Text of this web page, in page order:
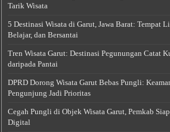
Tarik Wisata
5 Destinasi Wisata di Garut, Jawa Barat: Tempat
Belajar, dan Bersantai
Tren Wisata Garut: Destinasi Pegunungan Catat
daripada Pantai
DPRD Dorong Wisata Garut Bebas Pungli:
Pengunjung Jadi Prioritas
Cegah Pungli di Objek Wisata Garut, Pemkab
Digital